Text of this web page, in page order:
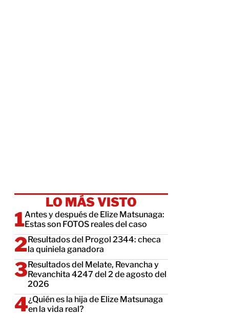
LO MÁS VISTO
Antes y después de Elize Matsunaga:
Estas son FOTOS reales del caso
Resultados del Progol 2344: checa
la quiniela ganadora
Resultados del Melate, Revancha y
Revanchita 4247 del 2 de agosto del
2026
¿Quién es la hija de Elize Matsunaga
en la vida real?